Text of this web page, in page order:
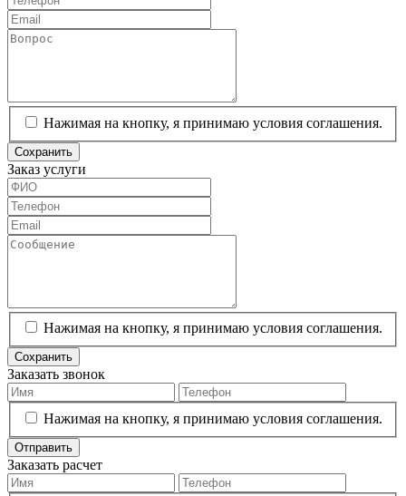
Нажимая на кнопку, я принимаю условия соглашения.
Сохранить
Заказ услуги
Нажимая на кнопку, я принимаю условия соглашения.
Сохранить
Заказать звонок
Нажимая на кнопку, я принимаю условия соглашения.
Отправить
Заказать расчет